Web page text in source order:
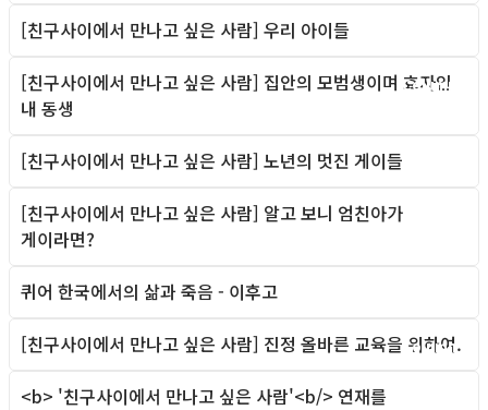
[친구사이에서 만나고 싶은 사람] 우리 아이들
Column
[친구사이에서 만나고 싶은 사람] 집안의 모범생이며 효자인
내 동생
[친구사이에서 만나고 싶은 사람] 노년의 멋진 게이들
Column
[친구사이에서 만나고 싶은 사람] 알고 보니 엄친아가
게이라면?
퀴어 한국에서의 삶과 죽음 - 이후고
Column
[친구사이에서 만나고 싶은 사람] 진정 올바른 교육을 위하여.
<b> '친구사이에서 만나고 싶은 사람'<b/> 연재를